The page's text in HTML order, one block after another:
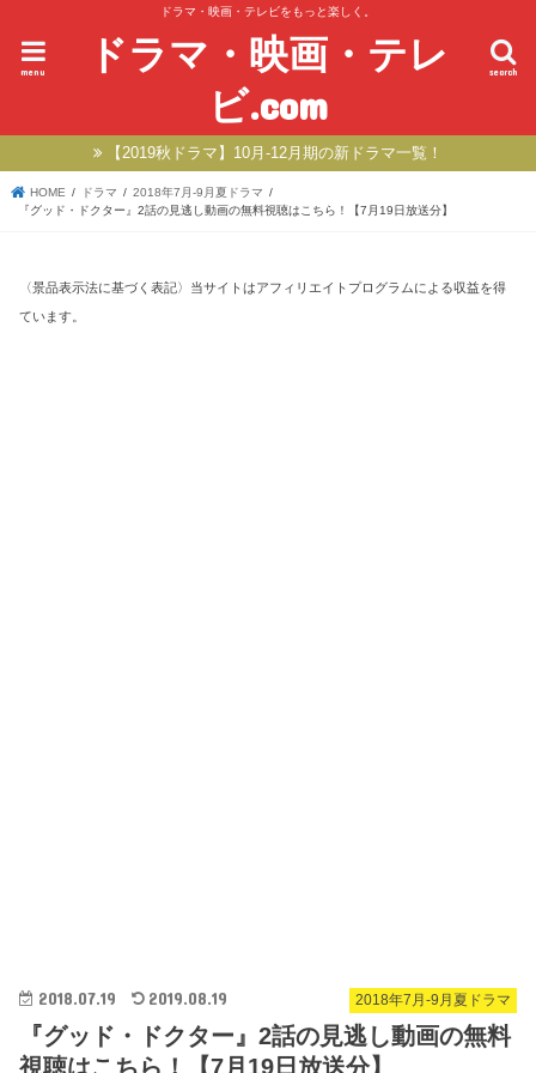
ドラマ・映画・テレビをもっと楽しく。
ドラマ・映画・テレ
ビ.com
search
menu
【2019秋ドラマ】10月-12月期の新ドラマ一覧！
HOME ドラマ
2018年7月-9月夏ドラマ
『グッド・ドクター』2話の見逃し動画の無料視聴はこちら！【7月19日放送分】
〈景品表示法に基づく表記〉当サイトはアフィリエイトプログラムによる収益を得
ています。
2018年7月-9月夏ドラマ
2018.07.19 2019.08.19
『グッド・ドクター』2話の見逃し動画の無料
視聴はこちら！【7月19日放送分】